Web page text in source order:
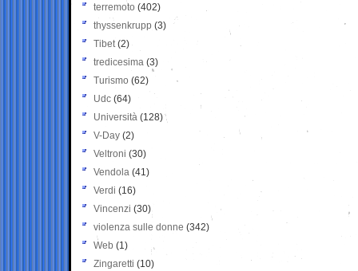
terremoto (402)
thyssenkrupp (3)
Tibet(2)
tredicesima (3)
Turismo (62)
Udc (64)
Università (128)
V-Day (2)
Veltroni (30)
Vendola (41)
Verdi (16)
Vincenzi (30)
violenza sulle donne (342)
Web (1)
Zingaretti (10)